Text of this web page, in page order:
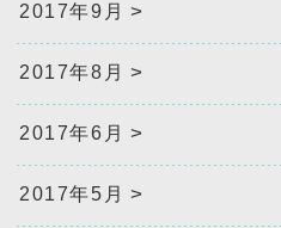
2017年9月
2017年8月
2017年6月
2017年5月